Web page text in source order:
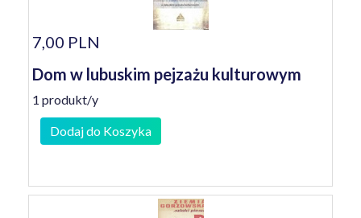
7,00 PLN
Dom w lubuskim pejzażu kulturowym
1 produkt/y
Dodaj do Koszyka